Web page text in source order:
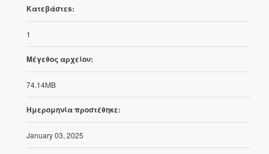
Κατεβάστεs:
1
Μέγεθος αρχείου:
74.14MB
Ημερομηνία προστέθηκε:
January 03, 2025